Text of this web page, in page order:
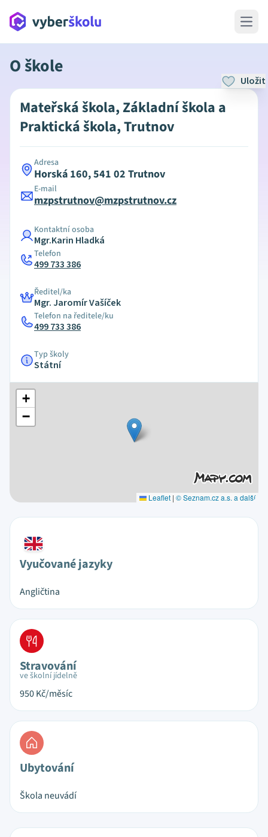
Open
O škole
Uložit
Mateřská škola, Základní škola a
Praktická škola, Trutnov
Adresa
Horská 160, 541 02 Trutnov
E-mail
mzpstrutnov@mzpstrutnov.cz
Kontaktní osoba
Mgr.Karin Hladká
Telefon
499 733 386
Ředitel/ka
Mgr. Jaromír Vašíček
Telefon na ředitele/ku
499 733 386
Typ školy
Státní
+
−
Leaflet | © Seznam.cz a.s. a další
Vyučované jazyky
Angličtina
Stravování
ve školní jídelně
950Kč/měsíc
Ubytování
Škola neuvádí